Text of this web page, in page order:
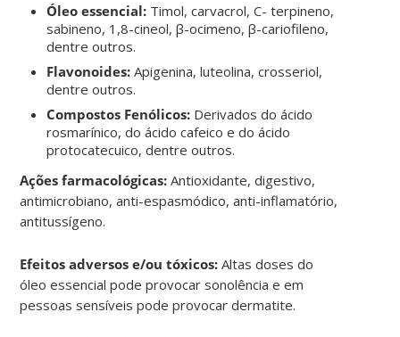
Óleo essencial: Timol, carvacrol, C- terpineno,
sabineno, 1,8-cineol, β-ocimeno, β-cariofileno,
dentre outros.
Flavonoides:Apigenina, luteolina, crosseriol,
dentre outros.
Compostos Fenólicos: Derivados do ácido
rosmarínico, do ácido cafeico e do ácido
protocatecuico, dentre outros.
Ações farmacológicas: Antioxidante, digestivo,
antimicrobiano, anti-espasmódico, anti-inflamatório,
antitussígeno.
Efeitos adversos e/ou tóxicos: Altas doses do
óleo essencial pode provocar sonolência e em
pessoas sensíveis pode provocar dermatite.